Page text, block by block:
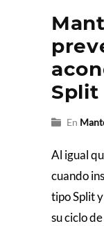
Split
En
Al igual
cuando
tipo Split
su ciclo